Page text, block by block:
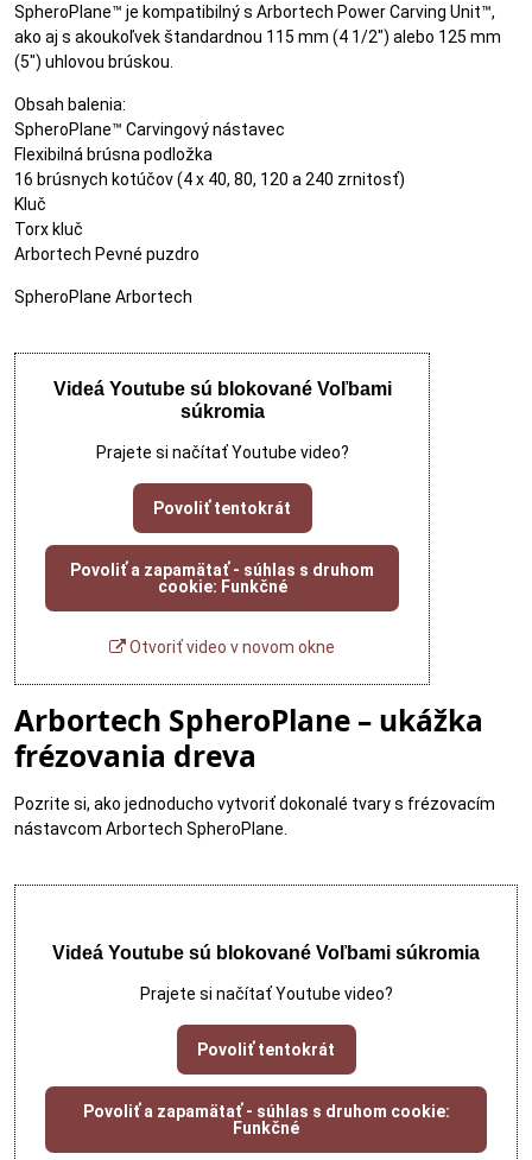
SpheroPlane™ je kompatibilný s Arbortech Power Carving Unit™,
ako aj s akoukoľvek štandardnou 115 mm (4 1/2") alebo 125 mm
(5") uhlovou brúskou.
Obsah balenia:
SpheroPlane™ Carvingový nástavec
Flexibilná brúsna podložka
16 brúsnych kotúčov (4 x 40, 80, 120 a 240 zrnitosť)
Kluč
Torx kluč
Arbortech Pevné puzdro
SpheroPlane Arbortech
Videá Youtube sú blokované Voľbami
súkromia
Prajete si načítať Youtube video?
Povoliť tentokrát
Povoliť a zapamätať - súhlas s druhom
cookie: Funkčné
Otvoriť video v novom okne
Arbortech SpheroPlane – ukážka
frézovania dreva
Pozrite si, ako jednoducho vytvoriť dokonalé tvary s frézovacím
nástavcom Arbortech SpheroPlane.
Videá Youtube sú blokované Voľbami súkromia
Prajete si načítať Youtube video?
Povoliť tentokrát
Povoliť a zapamätať - súhlas s druhom cookie:
Funkčné